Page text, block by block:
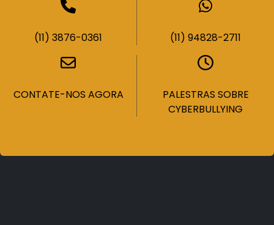
(11) 3876-0361 (11) 94828-2711
CONTATE-NOS AGORA
PALESTRAS SOBRE
CYBERBULLYING